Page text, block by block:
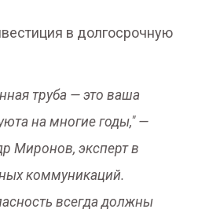
в долгосрочную
труба — это ваша
на многие годы," —
Миронов, эксперт в
коммуникаций.
всегда должны